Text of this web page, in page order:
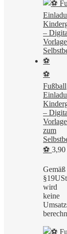
⚽
Fußball
–
Vorlage
zum
⚽ 3,90
Gemäß
wird
keine